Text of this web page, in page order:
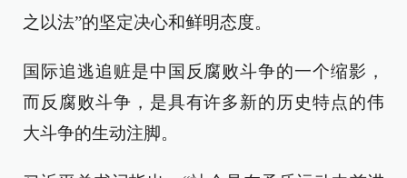
之以法”的坚定决心和鲜明态度。
国际追逃追赃是中国反腐败斗争的一个缩影，
而反腐败斗争，是具有许多新的历史特点的伟
大斗争的生动注脚。